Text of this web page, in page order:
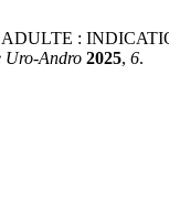
:
Uro-Andro 2025, 6.